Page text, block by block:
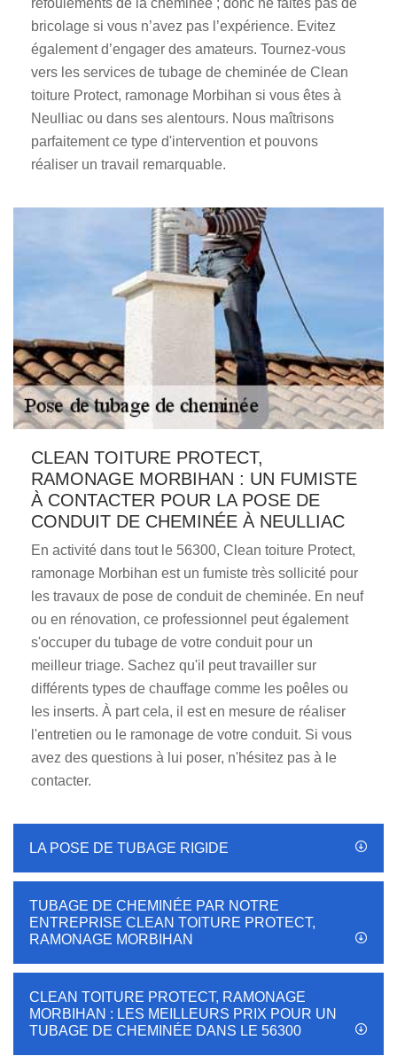
refoulements de la cheminée ; donc ne faites pas de
bricolage si vous n’avez pas l’expérience. Evitez
également d’engager des amateurs. Tournez-vous
vers les services de tubage de cheminée de Clean
toiture Protect, ramonage Morbihan si vous êtes à
Neulliac ou dans ses alentours. Nous maîtrisons
parfaitement ce type d'intervention et pouvons
réaliser un travail remarquable.
CLEAN TOITURE PROTECT,
RAMONAGE MORBIHAN : UN FUMISTE
À CONTACTER POUR LA POSE DE
CONDUIT DE CHEMINÉE À NEULLIAC
En activité dans tout le 56300, Clean toiture Protect,
ramonage Morbihan est un fumiste très sollicité pour
les travaux de pose de conduit de cheminée. En neuf
ou en rénovation, ce professionnel peut également
s'occuper du tubage de votre conduit pour un
meilleur triage. Sachez qu'il peut travailler sur
différents types de chauffage comme les poêles ou
les inserts. À part cela, il est en mesure de réaliser
l'entretien ou le ramonage de votre conduit. Si vous
avez des questions à lui poser, n'hésitez pas à le
contacter.
LA POSE DE TUBAGE RIGIDE
TUBAGE DE CHEMINÉE PAR NOTRE
ENTREPRISE CLEAN TOITURE PROTECT,
RAMONAGE MORBIHAN
CLEAN TOITURE PROTECT, RAMONAGE
MORBIHAN : LES MEILLEURS PRIX POUR UN
TUBAGE DE CHEMINÉE DANS LE 56300